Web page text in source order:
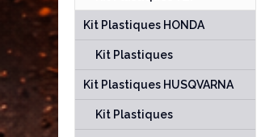
Kit Plastiques HONDA
Kit Plastiques
Kit Plastiques HUSQVARNA
Kit Plastiques